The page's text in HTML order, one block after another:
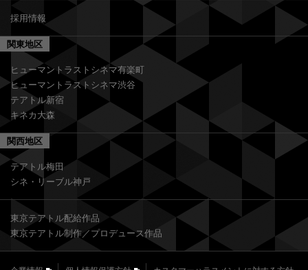
採用情報
関東地区
ヒューマントラストシネマ有楽町
ヒューマントラストシネマ渋谷
テアトル新宿
キネカ大森
関西地区
テアトル梅田
シネ・リーブル神戸
東京テアトル配給作品
東京テアトル制作／プロデュース作品